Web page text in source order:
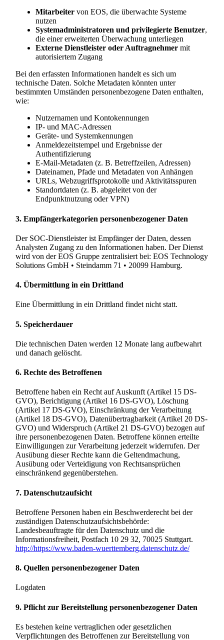
Mitarbeiter von EOS, die überwachte Systeme
nutzen
Systemadministratoren und privilegierte Benutzer,
die einer erweiterten Überwachung unterliegen
Externe Dienstleister oder Auftragnehmer mit
autorisiertem Zugang
Bei den erfassten Informationen handelt es sich um
technische Daten. Solche Metadaten könnten unter
bestimmten Umständen personenbezogene Daten enthalten,
wie:
Nutzernamen und Kontokennungen
IP- und MAC-Adressen
Geräte- und Systemkennungen
Anmeldezeitstempel und Ergebnisse der
Authentifizierung
E-Mail-Metadaten (z. B. Betreffzeilen, Adressen)
Dateinamen, Pfade und Metadaten von Anhängen
URLs, Webzugriffsprotokolle und Aktivitätsspuren
Standortdaten (z. B. abgeleitet von der
Endpunktnutzung oder VPN)
3. Empfängerkategorien personenbezogener Daten
Der SOC-Dienstleister ist Empfänger der Daten, dessen
Analysten Zugang zu den Informationen haben. Der Dienst
wird von der EOS Gruppe zentralisiert bei: EOS Technology
Solutions GmbH • Steindamm 71 • 20099 Hamburg.
4. Übermittlung in ein Drittland
Eine Übermittlung in ein Drittland findet nicht statt.
5. Speicherdauer
Die technischen Daten werden 12 Monate lang aufbewahrt
und danach gelöscht.
6. Rechte des Betroffenen
Betroffene haben ein Recht auf Auskunft (Artikel 15 DS-
GVO), Berichtigung (Artikel 16 DS-GVO), Löschung
(Artikel 17 DS-GVO), Einschränkung der Verarbeitung
(Artikel 18 DS-GVO), Datenübertragbarkeit (Artikel 20 DS-
GVO) und Widerspruch (Artikel 21 DS-GVO) bezogen auf
ihre personenbezogenen Daten. Betroffene können erteilte
Einwilligungen zur Verarbeitung jederzeit widerrufen. Der
Ausübung dieser Rechte kann die Geltendmachung,
Ausübung oder Verteidigung von Rechtsansprüchen
einschränkend gegenüberstehen.
7. Datenschutzaufsicht
Betroffene Personen haben ein Beschwerderecht bei der
zuständigen Datenschutzaufsichtsbehörde:
Landesbeauftragte für den Datenschutz und die
Informationsfreiheit, Postfach 10 29 32, 70025 Stuttgart.
http://https://www.baden-wuerttemberg.datenschutz.de/
8. Quellen personenbezogener Daten
Logdaten
9. Pflicht zur Bereitstellung personenbezogener Daten
Es bestehen keine vertraglichen oder gesetzlichen
Verpflichtungen des Betroffenen zur Bereitstellung von